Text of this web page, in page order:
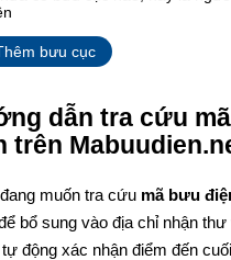
bưu cục
dẫn tra cứu
trên
muốn tra cứu mã bưu
bổ sung vào địa chỉ nhận
động xác nhận điểm đến